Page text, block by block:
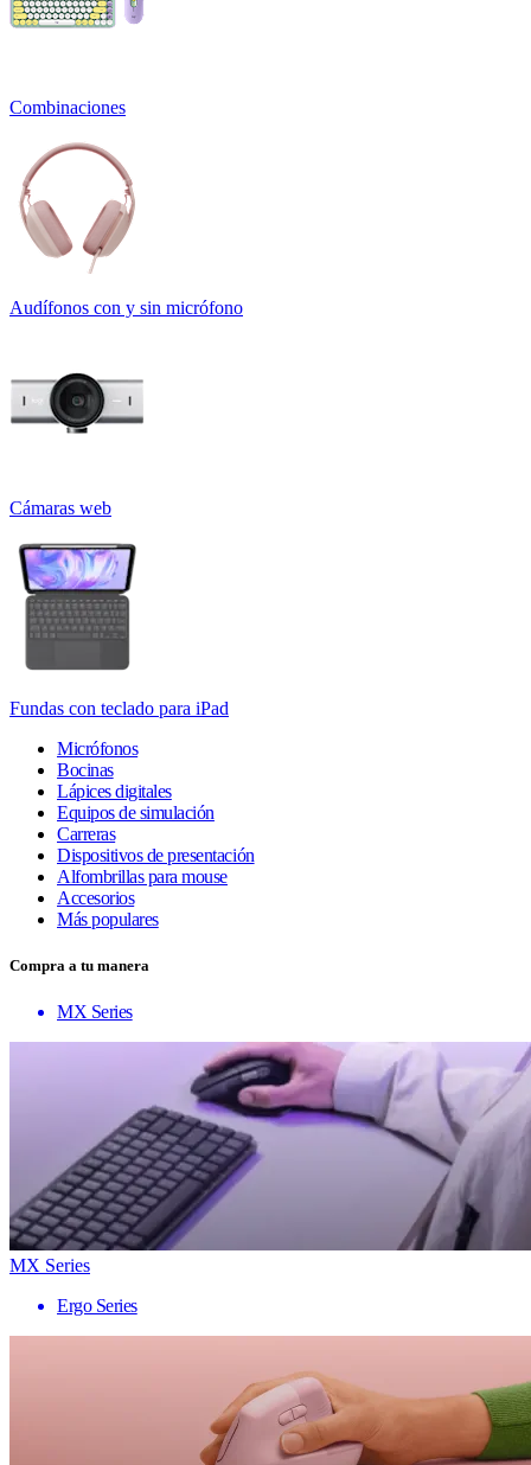
Combinaciones
Audífonos con y sin micrófono
Cámaras web
Fundas con teclado para iPad
Micrófonos
Bocinas
Lápices digitales
Equipos de simulación
Carreras
Dispositivos de presentación
Alfombrillas para mouse
Accesorios
Más populares
Compra a tu manera
MX Series
MX Series
Ergo Series